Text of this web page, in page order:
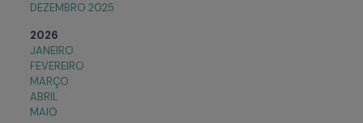
DEZEMBRO 2025
2026
JANEIRO
FEVEREIRO
MARÇO
ABRIL
MAIO